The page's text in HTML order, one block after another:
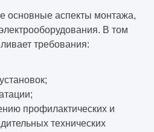
основные аспекты монтажа,
В том
требования:
профилактических и
технических